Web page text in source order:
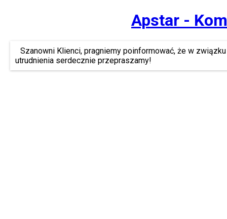
Apstar -
Szanowni Klienci, pragniemy poinformować, że w
utrudnienia serdecznie przepraszamy!